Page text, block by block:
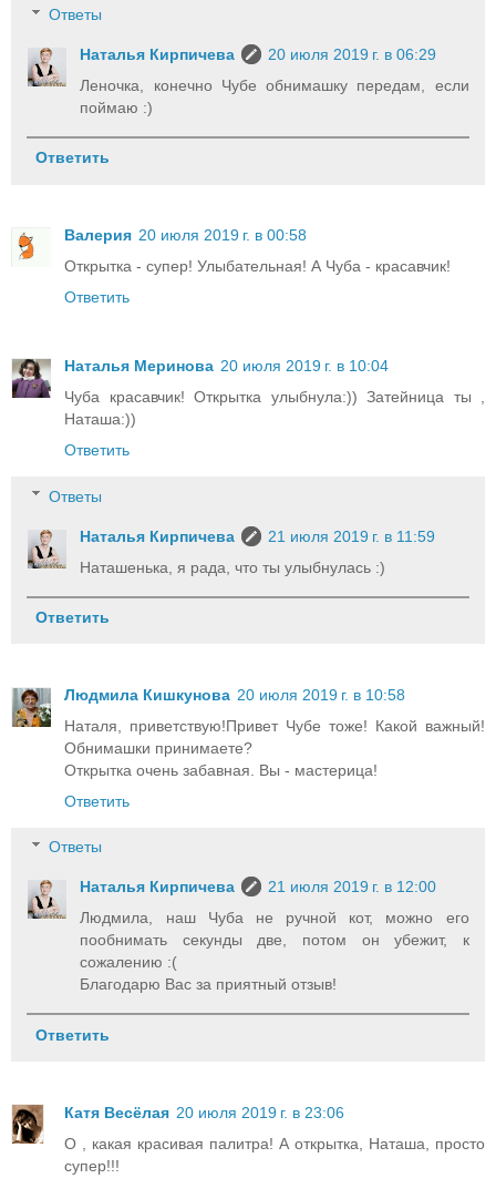
Ответы
Наталья Кирпичева
20 июля 2019 г. в 06:29
Леночка, конечно Чубе обнимашку передам, если
поймаю :)
Ответить
Валерия 20 июля 2019 г. в 00:58
Открытка - супер! Улыбательная! А Чуба - красавчик!
Ответить
Наталья Меринова 20 июля 2019 г. в 10:04
Чуба красавчик! Открытка улыбнула:)) Затейница ты ,
Наташа:))
Ответить
Ответы
Наталья Кирпичева
21 июля 2019 г. в 11:59
Наташенька, я рада, что ты улыбнулась :)
Ответить
Людмила Кишкунова 20 июля 2019 г. в 10:58
Наталя, приветствую!Привет Чубе тоже! Какой важный!
Обнимашки принимаете?
Открытка очень забавная. Вы - мастерица!
Ответить
Ответы
Наталья Кирпичева
21 июля 2019 г. в 12:00
Людмила, наш Чуба не ручной кот, можно его
пообнимать секунды две, потом он убежит, к
сожалению :(
Благодарю Вас за приятный отзыв!
Ответить
Катя Весёлая 20 июля 2019 г. в 23:06
О , какая красивая палитра! А открытка, Наташа, просто
супер!!!